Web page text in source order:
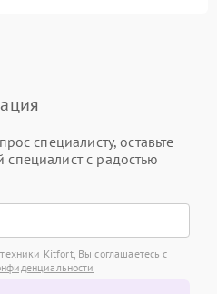
специалисту, оставьте
с радостью
Kitfort, Вы соглашаетесь с